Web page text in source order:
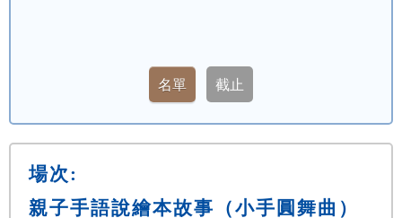
場次:
親子手語說繪本故事（小手圓舞曲）